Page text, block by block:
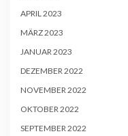
APRIL 2023
MÄRZ 2023
JANUAR 2023
DEZEMBER 2022
NOVEMBER 2022
OKTOBER 2022
SEPTEMBER 2022